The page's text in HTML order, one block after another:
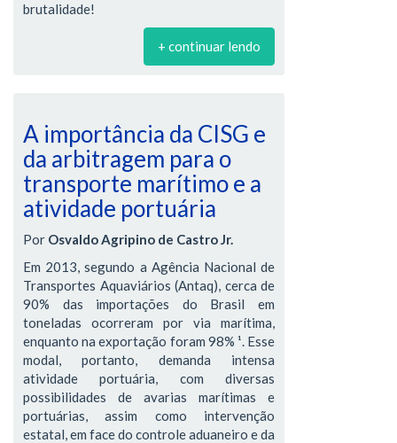
brutalidade!
+ continuar lendo
A importância da CISG e
da arbitragem para o
transporte marítimo e a
atividade portuária
Por Osvaldo Agripino de Castro Jr.
Em 2013, segundo a Agência Nacional de
Transportes Aquaviários (Antaq), cerca de
90% das importações do Brasil em
toneladas ocorreram por via marítima,
enquanto na exportação foram 98% ¹. Esse
modal, portanto, demanda intensa
atividade portuária, com diversas
possibilidades de avarias marítimas e
portuárias, assim como intervenção
estatal, em face do controle aduaneiro e da